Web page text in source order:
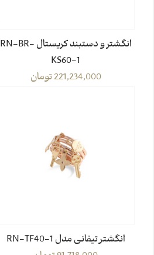
انگشتر و دستبند کریستال RN-BR-
KS60-1
221,234,000تومان
انگشتر تیفانی مدل RN-TF40-1